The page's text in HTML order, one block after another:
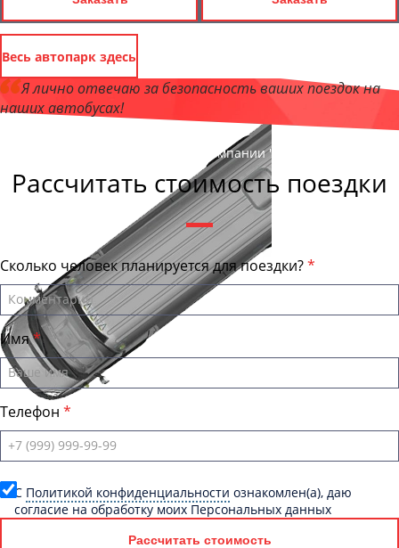
Весь автопарк здесь
Я лично отвечаю за безопасность ваших поездок на
наших автобусах!
, директор компании "МурманскБас"
Рассчитать стоимость поездки
Сколько человек планируется для поездки?
Имя
Телефон
C Политикой конфиденциальности ознакомлен(а), даю
согласие на обработку моих Персональных данных
Рассчитать стоимость